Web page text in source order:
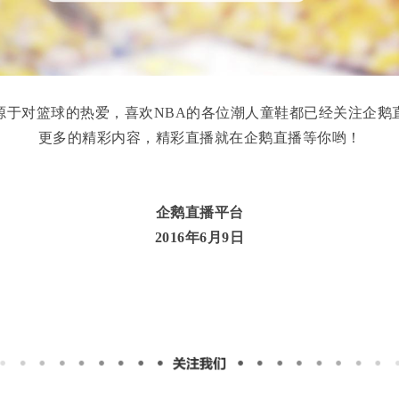
于对篮球的热爱，喜欢NBA的各位潮人童鞋都已经关注企鹅
更多的精彩内容，精彩直播就在企鹅直播等你哟！
企鹅直播平台
2016年6月9日